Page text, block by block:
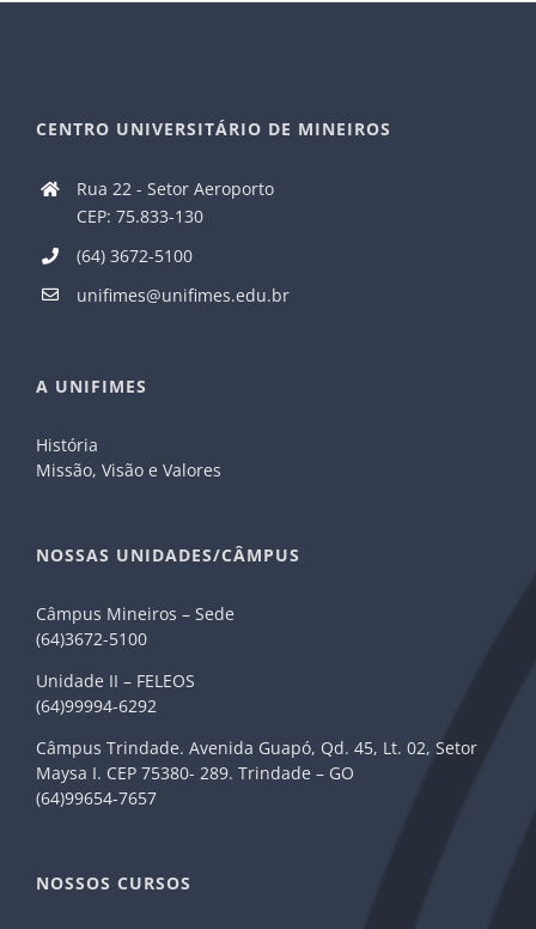
CENTRO UNIVERSITÁRIO DE MINEIROS
Rua 22 - Setor Aeroporto
CEP: 75.833-130
(64) 3672-5100
unifimes@unifimes.edu.br
A UNIFIMES
História
Missão, Visão e Valores
NOSSAS UNIDADES/CÂMPUS
Câmpus Mineiros – Sede
(64)3672-5100
Unidade II – FELEOS
(64)99994-6292
Câmpus Trindade. Avenida Guapó, Qd. 45, Lt. 02, Setor
Maysa I. CEP 75380- 289. Trindade – GO
(64)99654-7657
NOSSOS CURSOS